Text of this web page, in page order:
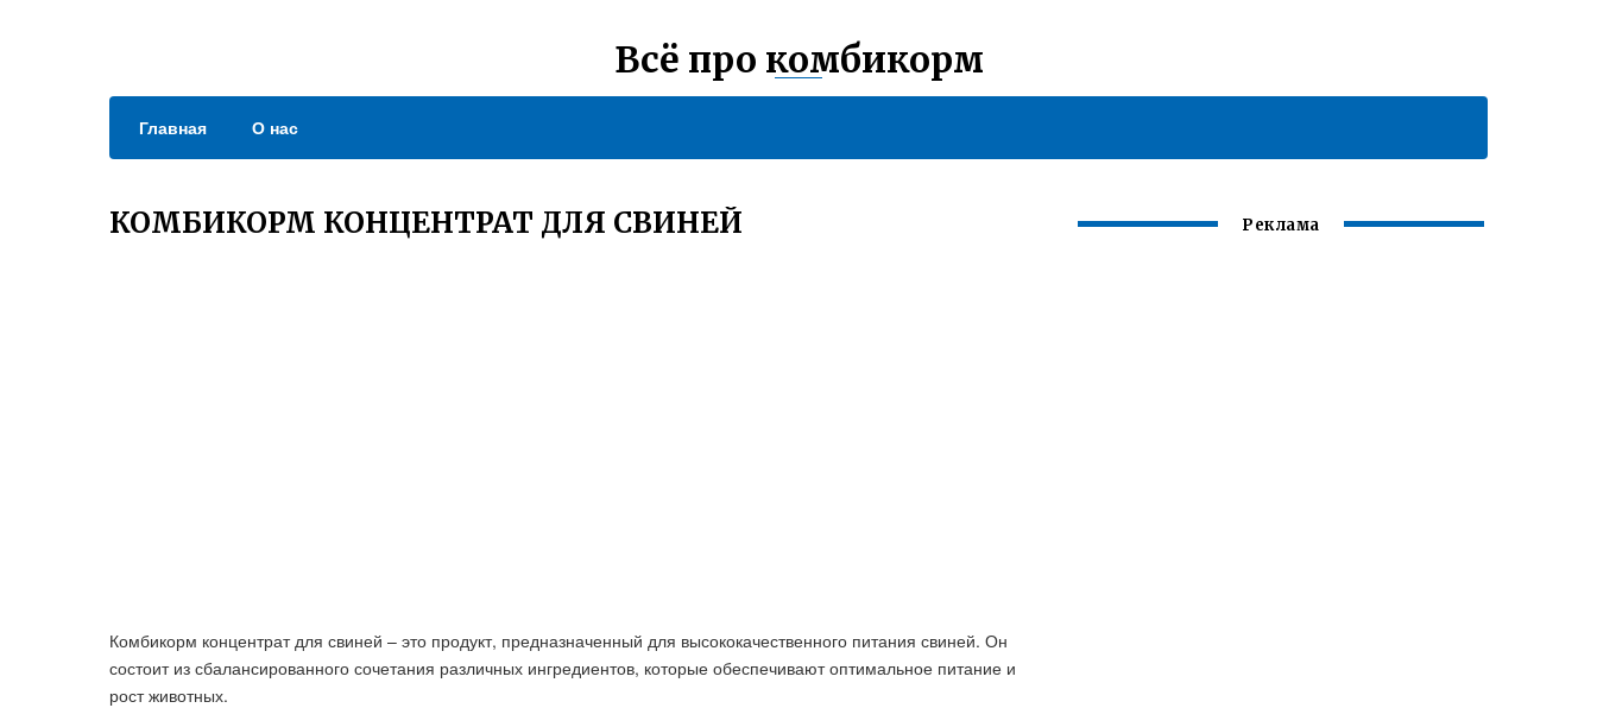
Всё про комбикорм
Главная О нас
КОМБИКОРМ КОНЦЕНТРАТ ДЛЯ СВИНЕЙ
Комбикорм концентрат для свиней – это продукт, предназначенный для высококачественного питания свиней. Он
состоит из сбалансированного сочетания различных ингредиентов, которые обеспечивают оптимальное питание и
рост животных.
Реклама